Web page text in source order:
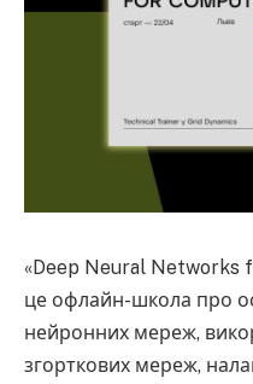
«Deep Neural Networks
це офлайн-школа про
нейронних мереж,
згорткових мереж,